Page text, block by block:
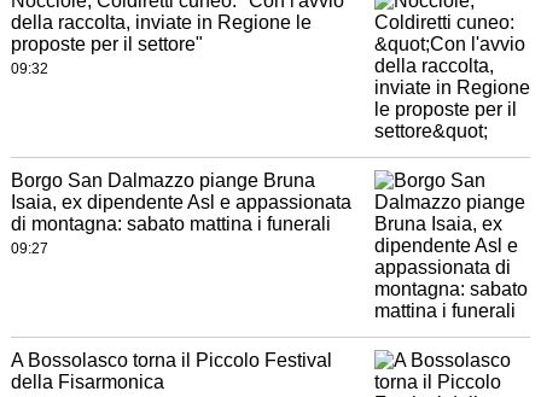
della raccolta, inviate in Regione le
proposte per il settore"
09:32
Borgo San Dalmazzo piange Bruna
Isaia, ex dipendente Asl e appassionata
di montagna: sabato mattina i funerali
09:27
A Bossolasco torna il Piccolo Festival
della Fisarmonica